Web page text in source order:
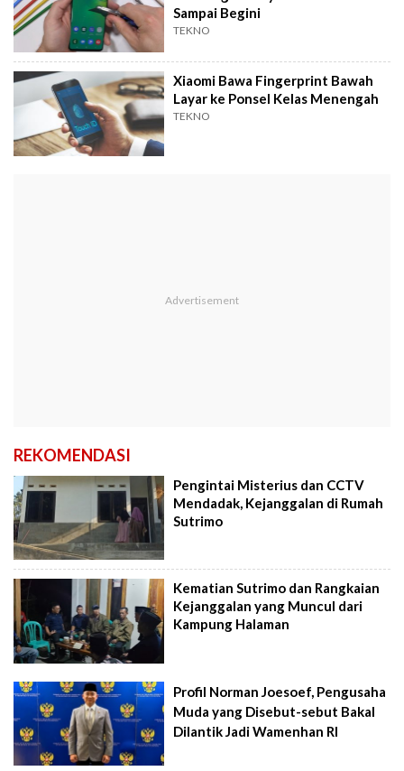
Sampai Begini
TEKNO
Xiaomi Bawa Fingerprint Bawah
Layar ke Ponsel Kelas Menengah
TEKNO
REKOMENDASI
Pengintai Misterius dan CCTV
Mendadak, Kejanggalan di Rumah
Sutrimo
Kematian Sutrimo dan Rangkaian
Kejanggalan yang Muncul dari
Kampung Halaman
Profil Norman Joesoef, Pengusaha
Muda yang Disebut-sebut Bakal
Dilantik Jadi Wamenhan RI